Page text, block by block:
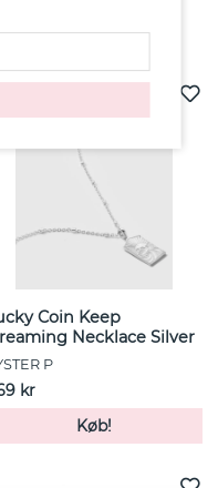
også
Coin Keep
Necklace Silver
P
kr
Køb!